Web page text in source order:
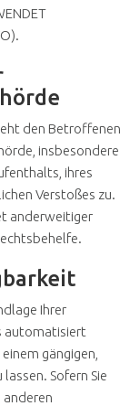
den Betroffenen
insbesondere
ihres
Verstoßes zu.
anderweitiger
Ihrer
automatisiert
gängigen,
Sofern Sie
anderen